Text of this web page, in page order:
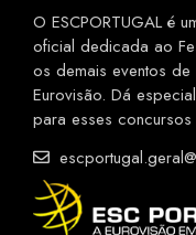
O ESCPORTUGAL é
oficial dedicada ao
os demais eventos
Eurovisão. Dá
para esses concursos